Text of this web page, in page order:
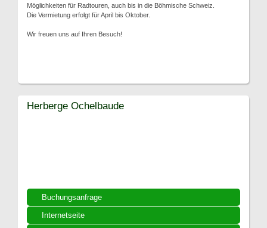
Möglichkeiten für Radtouren, auch bis in die Böhmische Schweiz.
Die Vermietung erfolgt für April bis Oktober.
Wir freuen uns auf Ihren Besuch!
Buchungsanfrage
Internetseite
Herberge Ochelbaude